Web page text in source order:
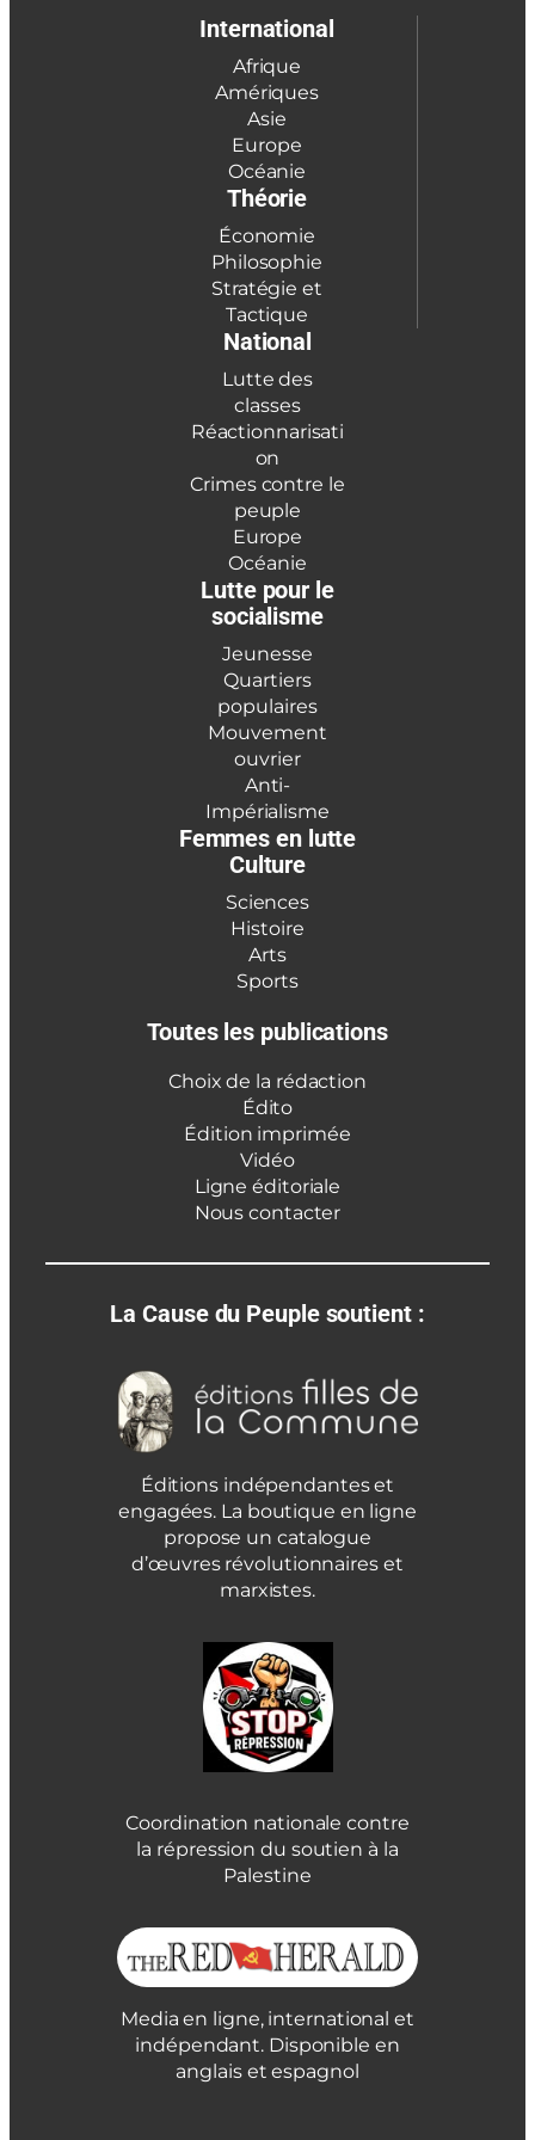
International
Afrique
Amériques
Asie
Europe
Océanie
Théorie
Économie
Philosophie
Stratégie et
Tactique
National
Lutte des
classes
Réactionnarisati
on
Crimes contre le
peuple
Europe
Océanie
Lutte pour le
socialisme
Jeunesse
Quartiers
populaires
Mouvement
ouvrier
Anti-
Impérialisme
Femmes en lutte
Culture
Sciences
Histoire
Arts
Sports
Toutes les publications
Choix de la rédaction
Édito
Édition imprimée
Vidéo
Ligne éditoriale
Nous contacter
La Cause du Peuple soutient :
Éditions indépendantes et
engagées. La boutique en ligne
propose un catalogue
d’œuvres révolutionnaires et
marxistes.
Coordination nationale contre
la répression du soutien à la
Palestine
Media en ligne, international et
indépendant. Disponible en
anglais et espagnol